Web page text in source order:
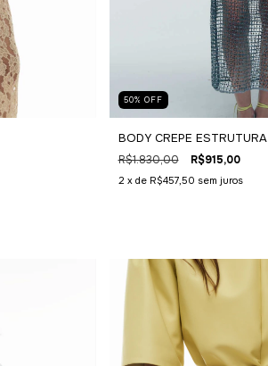
50% OFF
BODY CREPE ESTRUTURA
R$1.830,00 R$915,00
2 x de R$457,50 sem juros